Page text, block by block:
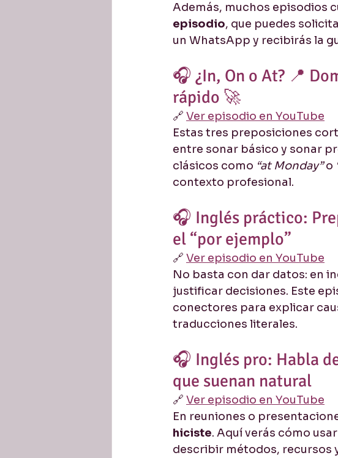
Además, muchos episodios
episodio, que puedes
un WhatsApp y recibirás la
🎧 ¿In, On o At? 📍
rápido 🚀
🔗 Ver episodio en YouTube
Estas tres preposiciones
entre sonar básico y sonar
clásicos como “at Monday” o
contexto profesional.
🎧 Inglés práctico:
el “por ejemplo”
🔗 Ver episodio en YouTube
No basta con dar datos: en
justificar decisiones. Este
conectores para explicar
traducciones literales.
🎧 Inglés pro: Habla
que suenan natural
🔗 Ver episodio en YouTube
En reuniones o
hiciste. Aquí verás cómo usar
describir métodos, recursos